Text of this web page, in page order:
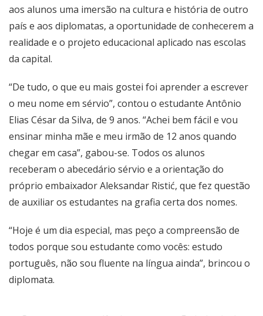
aos alunos uma imersão na cultura e história de outro
país e aos diplomatas, a oportunidade de conhecerem a
realidade e o projeto educacional aplicado nas escolas
da capital.
“De tudo, o que eu mais gostei foi aprender a escrever
o meu nome em sérvio”, contou o estudante Antônio
Elias César da Silva, de 9 anos. “Achei bem fácil e vou
ensinar minha mãe e meu irmão de 12 anos quando
chegar em casa”, gabou-se. Todos os alunos
receberam o abecedário sérvio e a orientação do
próprio embaixador Aleksandar Ristić, que fez questão
de auxiliar os estudantes na grafia certa dos nomes.
“Hoje é um dia especial, mas peço a compreensão de
todos porque sou estudante como vocês: estudo
português, não sou fluente na língua ainda”, brincou o
diplomata.